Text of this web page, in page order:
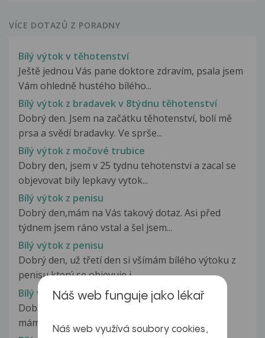
VÍCE DOTAZŮ Z PORADNY
Bílý výtok v těhotenství
Ještě jednou Vás pane doktore zdravím, psala jsem
Vám ohledně hustého bílého...
Bílý výtok z bradavek v 8týdnu těhotenství
Dobrý den. Jsem na začátku těhotenství, bolí mě
prsa a svědí bradavky. Ve sprše...
Bílý výtok z močové trubice
Dobry den, jsem v 25 tydnu tehotenstvi a zacal se
objevovat bily lepkavy vytok...
Bílý výtok z penisu
Dobrý den,mám na Vás takový dotaz. Asi před
týdnem jsem ráno vstal a šel jsem...
Bílý výtok z penisu
Dobrý den, už třetí den si všímám bílého výtoku z
penisu který se objevuje i...
Bílý výtok z pochvy
Dobrý den, chtěla jsem se zeptat, už delší dobu
mám výtok, je bílý a bojím se,...
Náš web funguje jako lékař
Náš web využívá soubory cookies,